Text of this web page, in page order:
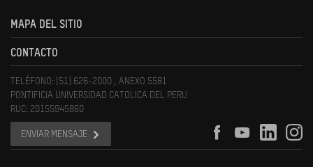
MAPA DEL SITIO
CONTACTO
TELÉFONO: (51) 626-2000 , ANEXO 5581
PONTIFICIA UNIVERSIDAD CATOLICA DEL PERU
RUC: 20155945860
ENVIAR MENSAJE